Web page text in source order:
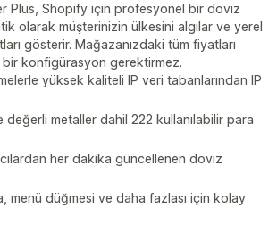
Plus, Shopify için profesyonel bir döviz
olarak müşterinizin ülkesini algılar ve yerel
gösterir. Mağazanızdaki tüm fiyatları
konfigürasyon gerektirmez.
yüksek kaliteli IP veri tabanlarından IP
değerli metaller dahil 222 kullanılabilir para
her dakika güncellenen döviz
menü düğmesi ve daha fazlası için kolay